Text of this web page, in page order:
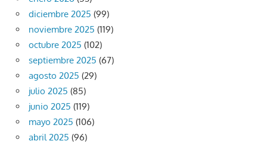
diciembre 2025 (99)
noviembre 2025 (119)
octubre 2025 (102)
septiembre 2025 (67)
agosto 2025 (29)
julio 2025 (85)
junio 2025 (119)
mayo 2025 (106)
abril 2025 (96)